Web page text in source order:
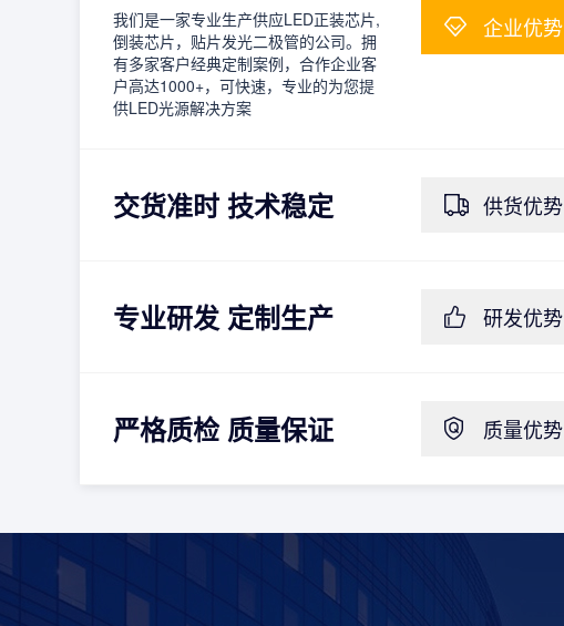
我们是一家专业生产供应LED正装芯片,
倒装芯片，贴片发光二极管的公司。拥
有多家客户经典定制案例，合作企业客
户高达1000+，可快速，专业的为您提
供LED光源解决方案
企业优势
交货准时 技术稳定
意的产品供应
供货优势
专业研发 定制生产
均符合RoHS环保指令，已通过CE、
SGS等认证
研发优势
严格质检 质量保证
产品均采用标准工艺流程，多环节抽检
障
质量优势